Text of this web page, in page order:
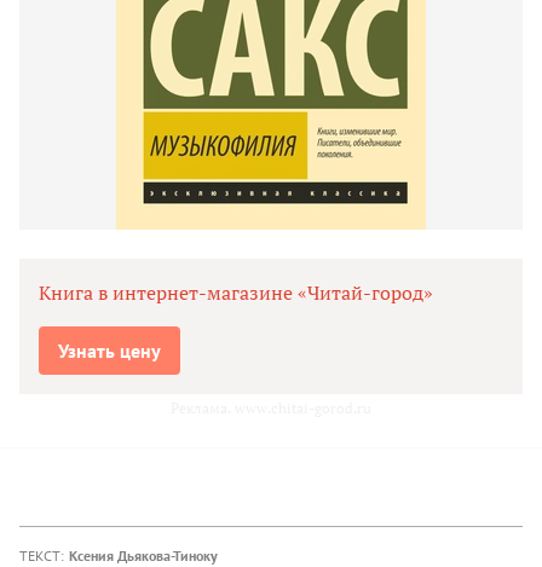
Книга в интернет-магазине «Читай-город»
Узнать цену
ТЕКСТ: Ксения Дьякова-Тиноку